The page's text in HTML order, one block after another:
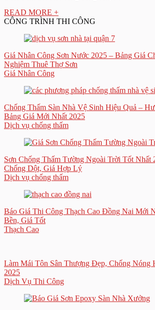
READ MORE +
CÔNG TRÌNH THI CÔNG
Giá Nhân Công Sơn Nước 2025 – Bảng Giá
Nghiệm Thuê Thợ Sơn
Giá Nhân Công
Chống Thấm Sàn Nhà Vệ Sinh Hiệu Quả –
Bảng Giá Mới Nhất 2025
Dịch vụ chống thấm
Sơn Chống Thấm Tường Ngoài Trời Tốt Nhất
Chống Dột, Giá Hợp Lý
Dịch vụ chống thấm
Báo Giá Thi Công Thạch Cao Đồng Nai Mới
Bền, Giá Tốt
Thạch Cao
Làm Mái Tôn Sân Thượng Đẹp, Chống Nóng
2025
Dịch Vụ Thi Công